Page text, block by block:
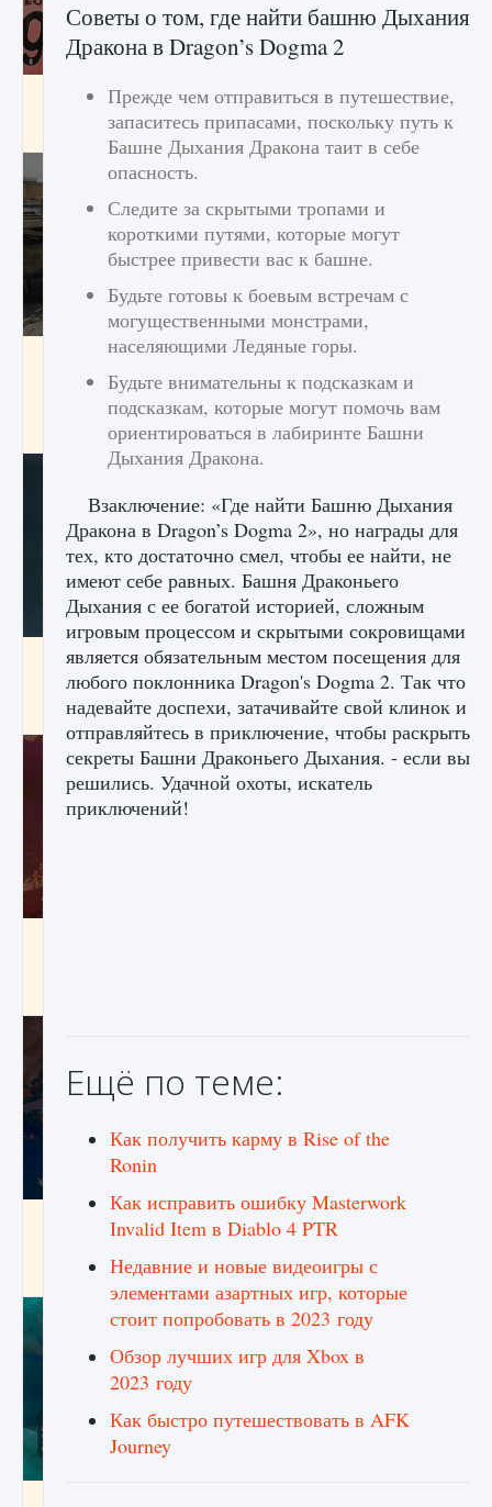
Входят ли «Милан» и «Интер» в EA FC 25
9 августа 2024 2 064 0 1
Как исправить текстовую ошибку
пользовательского интерфейса Delta
Force Hawk Ops
9 августа 2024 1 945 0 0
Как проверить статус сервера Delta Force
Hawk Ops
9 августа 2024 1 286 0 0
Как разблокировать заклинание Крист в
Creatures of Ava
9 августа 2024 1 393 0 0
Советы о том, где найти башню Дыхания
Дракона в Dragon’s Dogma 2
Прежде чем отправиться в путешествие,
запаситесь припасами, поскольку путь к
Башне Дыхания Дракона таит в себе
опасность.
Следите за скрытыми тропами и
короткими путями, которые могут
быстрее привести вас к башне.
Будьте готовы к боевым встречам с
могущественными монстрами,
населяющими Ледяные горы.
Будьте внимательны к подсказкам и
подсказкам, которые могут помочь вам
ориентироваться в лабиринте Башни
Дыхания Дракона.
Взаключение: «Где найти Башню Дыхания
Дракона в Dragon’s Dogma 2», но награды для
тех, кто достаточно смел, чтобы ее найти, не
имеют себе равных. Башня Драконьего
Дыхания с ее богатой историей, сложным
игровым процессом и скрытыми сокровищами
является обязательным местом посещения для
любого поклонника Dragon's Dogma 2. Так что
надевайте доспехи, затачивайте свой клинок и
отправляйтесь в приключение, чтобы раскрыть
секреты Башни Драконьего Дыхания. - если вы
решились. Удачной охоты, искатель
приключений!
Ещё по теме:
Как получить карму в Rise of the
Ronin
Как исправить ошибку Masterwork
Invalid Item в Diablo 4 PTR
Недавние и новые видеоигры с
элементами азартных игр, которые
стоит попробовать в 2023 году
Обзор лучших игр для Xbox в
2023 году
Как быстро путешествовать в AFK
Journey